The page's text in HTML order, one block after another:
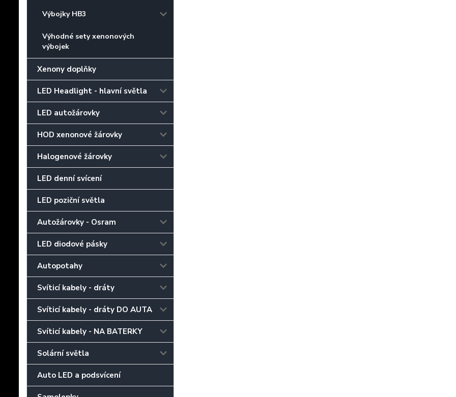
Výbojky HB3
Výhodné sety xenonových
výbojek
Xenony doplňky
LED Headlight - hlavní světla
LED autožárovky
HOD xenonové žárovky
Halogenové žárovky
LED denní svícení
LED poziční světla
Autožárovky - Osram
LED diodové pásky
Autopotahy
Svíticí kabely - dráty
Svíticí kabely - dráty DO AUTA
Svíticí kabely - NA BATERKY
Solární světla
Auto LED a podsvícení